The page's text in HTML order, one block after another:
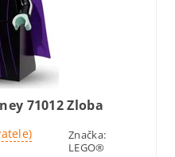
71012 Zloba
Značka:
LEGO®